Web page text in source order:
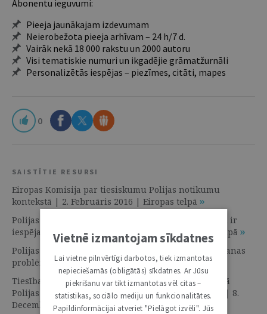
Abonentu ieguvumi:
Pieeja jaunākajam izdevumam
Neierobežota pieeja arhīvam – 24 h/7 d.
Vairāk nekā 18 000 rakstu un 2000 autoru
Visi tematiskie numuri un ikgadējie grāmatžurnāli
Personalizētās iespējas – piezīmes, citāti, mapes
0
SAISTĪTIE RESURSI
Eiropas Komisija par tiesiskumu Polijas notikumu
kontekstā | 2. Februāris 2016 | Eiropas telpā
Polijas masu mediju regulējums: Eiropas Savienībai ir
iespējas iesaistīties | 2. Februāris 2016 | Eiropas telpā
Polijas pārbaudes procedūra: mehānisma piemērošanas
problēmas | 26. Janvāris 2016 | Eiropas telpā
Tiesības, politika un konstitūcija darbībā: apstrīdētā
Polijas Konstitucionālās tiesas tiesnešu ievēlēšana | 8.
Decembris 2015 | Skaidrojumi. Viedokļi
Vietnē izmantojam sīkdatnes
Lai vietne pilnvērtīgi darbotos, tiek izmantotas
nepieciešamās (obligātās) sīkdatnes. Ar Jūsu
piekrišanu var tikt izmantotas vēl citas –
statistikas, sociālo mediju un funkcionalitātes.
Papildinformācijai atveriet "Pielāgot izvēli". Jūs